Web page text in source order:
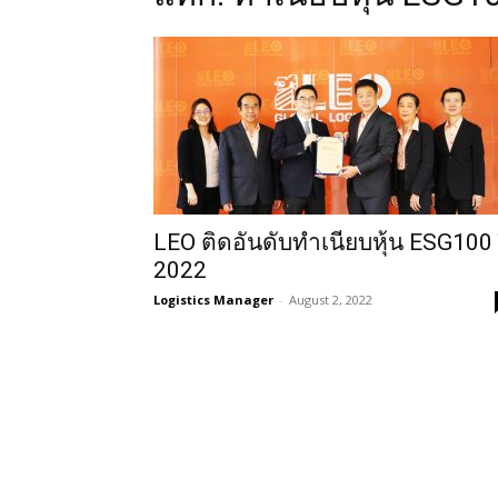
LEO ติดอันดับทำเนียบหุ้น ESG100
2022
Logistics Manager - August 2, 2022